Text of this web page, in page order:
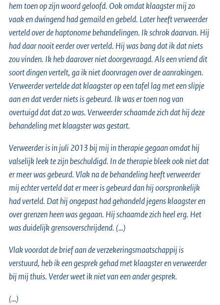
hem toen op zijn woord geloofd. Ook omdat klaagster mij zo
vaak en dwingend had gemaild en gebeld. Later heeft verweerder
verteld over de haptonome behandelingen. Ik schrok daarvan. Hij
had daar nooit eerder over verteld. Hij was bang dat ik dat niets
zou vinden. Ik heb daarover niet doorgevraagd. Als een vriend dit
soort dingen vertelt, ga ik niet doorvragen over de aanrakingen.
Verweerder vertelde dat klaagster op een tafel lag met een slipje
aan en dat verder niets is gebeurd. Ik was er toen nog van
overtuigd dat dat zo was. Verweerder schaamde zich dat hij deze
behandeling met klaagster was gestart.
Verweerder is in juli 2013 bij mij in therapie gegaan omdat hij
valselijk leek te zijn beschuldigd. In de therapie bleek ook niet dat
er meer was gebeurd. Vlak na de behandeling heeft verweerder
mij echter verteld dat er meer is gebeurd dan hij oorspronkelijk
had verteld. Dat hij ongepast had gehandeld jegens klaagster en
over grenzen heen was gegaan. Hij schaamde zich heel erg. Het
was duidelijk grensoverschrijdend. (…)
Vlak voordat de brief aan de verzekeringsmaatschappij is
verstuurd, heb ik een gesprek gehad met klaagster en verweerder
bij mij thuis. Verder weet ik niet van een ander gesprek.
(…)